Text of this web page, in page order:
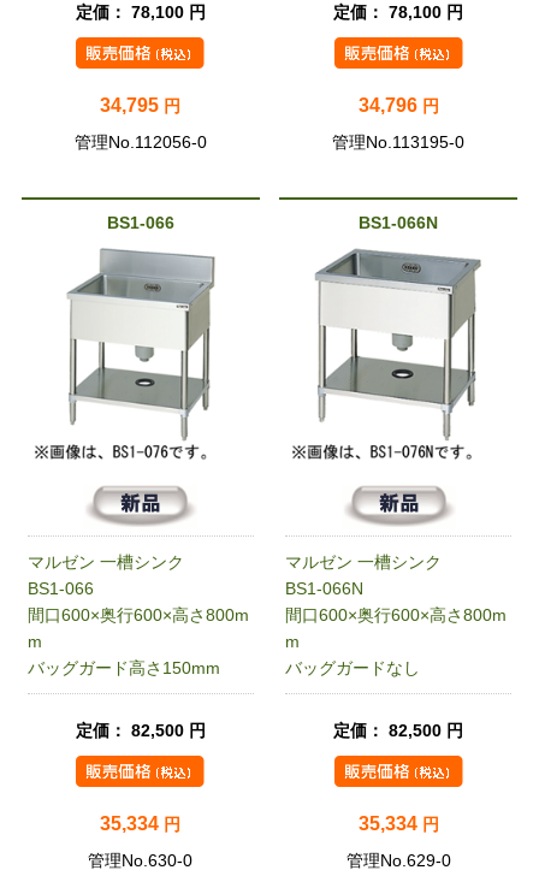
定価： 78,100 円
34,795 円
管理No.112056-0
定価： 78,100 円
34,796 円
管理No.113195-0
BS1-066
マルゼン 一槽シンク
BS1-066
間口600×奥行600×高さ800m
m
バッグガード高さ150mm
定価： 82,500 円
35,334 円
管理No.630-0
BS1-066N
マルゼン 一槽シンク
BS1-066N
間口600×奥行600×高さ800m
m
バッグガードなし
定価： 82,500 円
35,334 円
管理No.629-0